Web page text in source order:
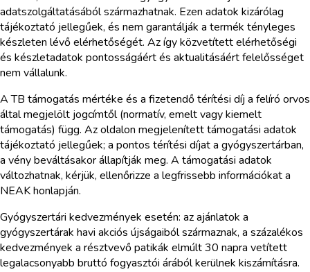
adatszolgáltatásából származhatnak. Ezen adatok kizárólag
tájékoztató jellegűek, és nem garantálják a termék tényleges
készleten lévő elérhetőségét. Az így közvetített elérhetőségi
és készletadatok pontosságáért és aktualitásáért felelősséget
nem vállalunk.
A TB támogatás mértéke és a fizetendő térítési díj a felíró orvos
által megjelölt jogcímtől (normatív, emelt vagy kiemelt
támogatás) függ. Az oldalon megjelenített támogatási adatok
tájékoztató jellegűek; a pontos térítési díjat a gyógyszertárban,
a vény beváltásakor állapítják meg. A támogatási adatok
változhatnak, kérjük, ellenőrizze a legfrissebb információkat a
NEAK honlapján.
Gyógyszertári kedvezmények esetén: az ajánlatok a
gyógyszertárak havi akciós újságaiból származnak, a százalékos
kedvezmények a résztvevő patikák elmúlt 30 napra vetített
legalacsonyabb bruttó fogyasztói árából kerülnek kiszámításra.